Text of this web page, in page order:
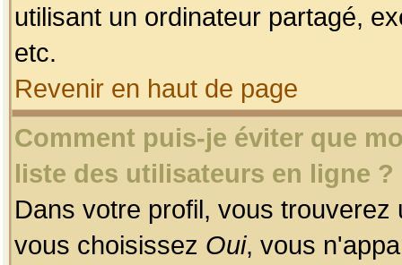
utilisant un ordinateur partagé,
etc.
Revenir en haut de page
Comment puis-je éviter que
liste des utilisateurs en ligne ?
Dans votre profil, vous
vous choisissez Oui, vous